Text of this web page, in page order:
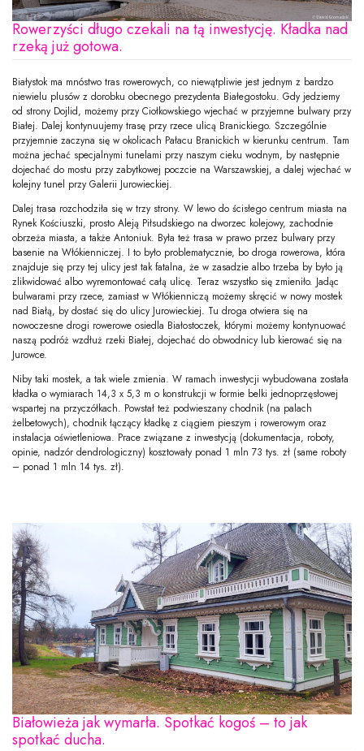
Rowerzyści długo czekali na tą inwestycję. Kładka nad
rzeką już gotowa.
Białystok ma mnóstwo tras rowerowych, co niewątpliwie jest jednym z bardzo
niewielu plusów z dorobku obecnego prezydenta Białegostoku. Gdy jedziemy
od strony Dojlid, możemy przy Ciołkowskiego wjechać w przyjemne bulwary przy
Białej. Dalej kontynuujemy trasę przy rzece ulicą Branickiego. Szczególnie
przyjemnie zaczyna się w okolicach Pałacu Branickich w kierunku centrum. Tam
można jechać specjalnymi tunelami przy naszym cieku wodnym, by następnie
dojechać do mostu przy zabytkowej poczcie na Warszawskiej, a dalej wjechać w
kolejny tunel przy Galerii Jurowieckiej.
Dalej trasa rozchodziła się w trzy strony. W lewo do ścisłego centrum miasta na
Rynek Kościuszki, prosto Aleją Piłsudskiego na dworzec kolejowy, zachodnie
obrzeża miasta, a także Antoniuk. Była też trasa w prawo przez bulwary przy
basenie na Włókienniczej. I to było problematycznie, bo droga rowerowa, która
znajduje się przy tej ulicy jest tak fatalna, że w zasadzie albo trzeba by było ją
zlikwidować albo wyremontować całą ulicę. Teraz wszystko się zmieniło. Jadąc
bulwarami przy rzece, zamiast w Włókienniczą możemy skręcić w nowy mostek
nad Białą, by dostać się do ulicy Jurowieckiej. Tu droga otwiera się na
nowoczesne drogi rowerowe osiedla Białostoczek, którymi możemy kontynuować
naszą podróż wzdłuż rzeki Białej, dojechać do obwodnicy lub kierować się na
Jurowce.
Niby taki mostek, a tak wiele zmienia. W ramach inwestycji wybudowana została
kładka o wymiarach 14,3 x 5,3 m o konstrukcji w formie belki jednoprzęsłowej
wspartej na przyczółkach. Powstał też podwieszany chodnik (na palach
żelbetowych), chodnik łączący kładkę z ciągiem pieszym i rowerowym oraz
instalacja oświetleniowa. Prace związane z inwestycją (dokumentacja, roboty,
opinie, nadzór dendrologiczny) kosztowały ponad 1 mln 73 tys. zł (same roboty
– ponad 1 mln 14 tys. zł).
Białowieża jak wymarła. Spotkać kogoś – to jak
spotkać ducha.